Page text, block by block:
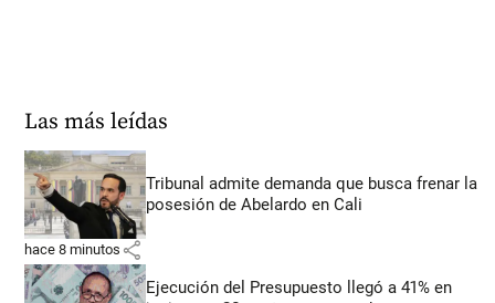
Las más leídas
Tribunal admite demanda que busca frenar la
posesión de Abelardo en Cali
hace 8 minutos share
Ejecución del Presupuesto llegó a 41% en